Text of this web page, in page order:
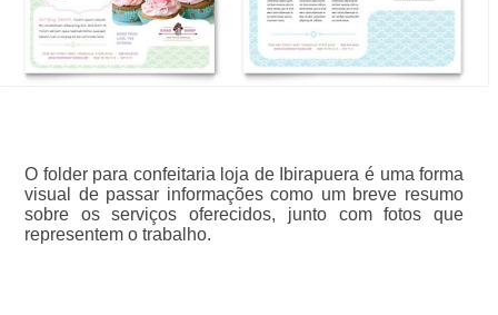
O folder para confeitaria loja de Ibirapuera é uma forma
visual de passar informações como um breve resumo
sobre os serviços oferecidos, junto com fotos que
representem o trabalho.